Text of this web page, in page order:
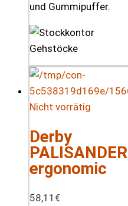
und Gummipuffer.
Nicht vorrätig
Derby
PALISANDER
ergonomic
58,11 €